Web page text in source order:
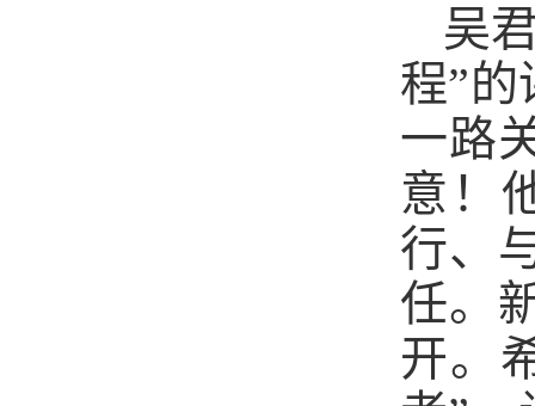
吴
程”
一路
意！
行、
任。
开。